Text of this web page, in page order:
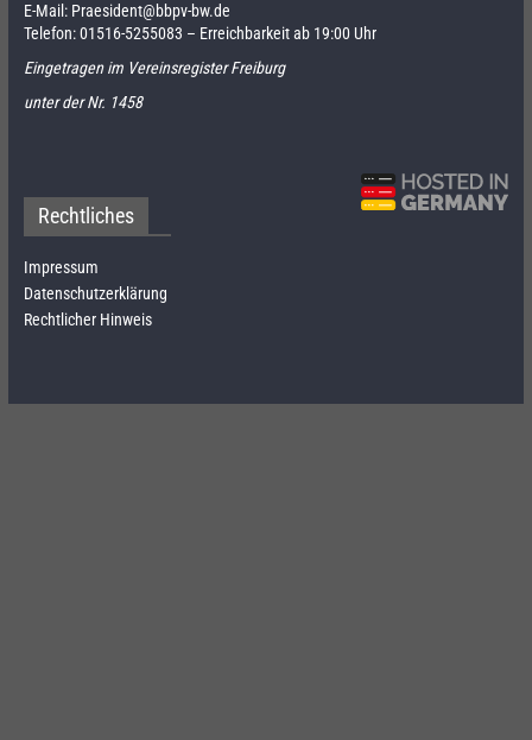
E-Mail: Praesident@bbpv-bw.de
Telefon:01516-5255083 – Erreichbarkeit ab 19:00 Uhr
Eingetragen im Vereinsregister Freiburg
unter der Nr. 1458
Rechtliches
Impressum
Datenschutzerklärung
Rechtlicher Hinweis